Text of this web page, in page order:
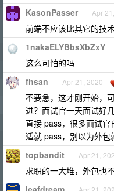
KasonPasser Apr
前端不应该比其它的技
1nakaELYBbsXbZxY
这么可怕的吗
fhsan Apr 21, 2020
不要急，这才刚开始，
进？面试官一天面试好
直接 pass，很多面试
适就 pass，别以为外包
topbandit Apr 21,
求职的一大堆，外包也